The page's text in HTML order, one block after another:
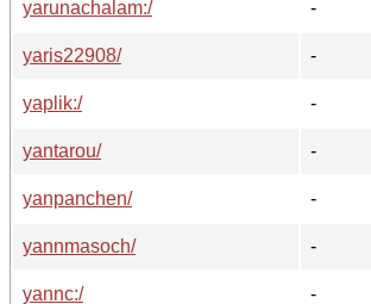
yarunachalam:/
-
yaris22908/
-
yaplik:/
-
yantarou/
-
yanpanchen/
-
yannmasoch/
-
yannc:/
-